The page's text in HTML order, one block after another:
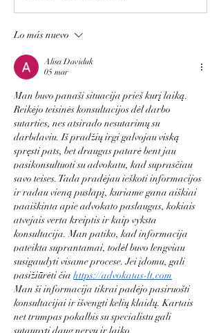
Lo más nuevo
Alisa Daviduk
05 mar
Man buvo panaši situacija prieš kurį laiką.
Reikėjo teisinės konsultacijos dėl darbo
sutarties, nes atsirado nesutarimų su
darbdaviu. Iš pradžių irgi galvojau viską
spręsti pats, bet draugas patarė bent jau
pasikonsultuoti su advokatu, kad suprasčiau
savo teises. Tada pradėjau ieškoti informacijos
ir radau vieną puslapį, kuriame gana aiškiai
paaiškinta apie advokato paslaugas, kokiais
atvejais verta kreiptis ir kaip vyksta
konsultacija. Man patiko, kad informacija
pateikta suprantamai, todėl buvo lengviau
susigaudyti visame procese. Jei įdomu, gali
pasižiūrėti čia https://advokatas-lt.com
Man ši informacija tikrai padėjo pasiruošti
konsultacijai ir išvengti kelių klaidų. Kartais
net trumpas pokalbis su specialistu gali
sutaupyti daug nervų ir laiko.